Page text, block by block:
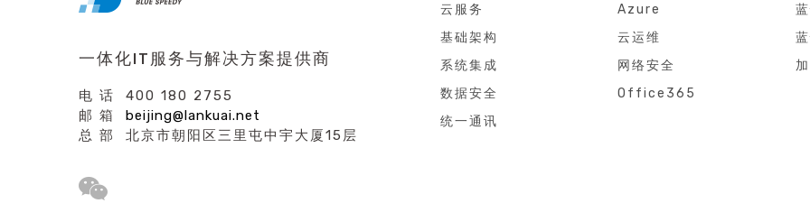
一体化IT服务与解决方案提供商
电 话 400 180 2755
邮 箱 beijing@lankuai.net
总 部 北京市朝阳区三里屯中宇大厦15层
云服务
基础架构
系统集成
数据安全
统一通讯
Azure
云运维
网络安全
Office365